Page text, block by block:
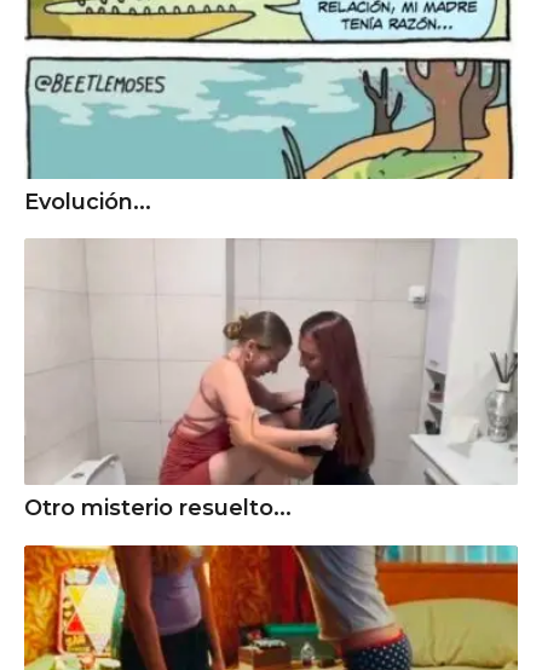
Evolución...
Otro misterio resuelto...